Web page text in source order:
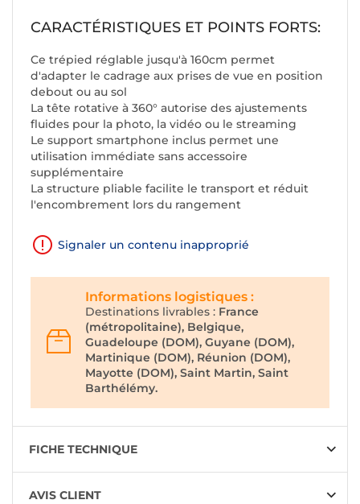
CARACTÉRISTIQUES ET POINTS FORTS:
Ce trépied réglable jusqu'à 160cm permet
d'adapter le cadrage aux prises de vue en position
debout ou au sol
La tête rotative à 360° autorise des ajustements
fluides pour la photo, la vidéo ou le streaming
Le support smartphone inclus permet une
utilisation immédiate sans accessoire
supplémentaire
La structure pliable facilite le transport et réduit
l'encombrement lors du rangement
Signaler un contenu inapproprié
Informations logistiques :
Destinations livrables : France
(métropolitaine), Belgique,
Guadeloupe (DOM), Guyane (DOM),
Martinique (DOM), Réunion (DOM),
Mayotte (DOM), Saint Martin, Saint
Barthélémy.
FICHE TECHNIQUE
AVIS CLIENT